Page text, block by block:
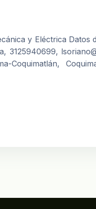
y Eléctrica
3125940699,